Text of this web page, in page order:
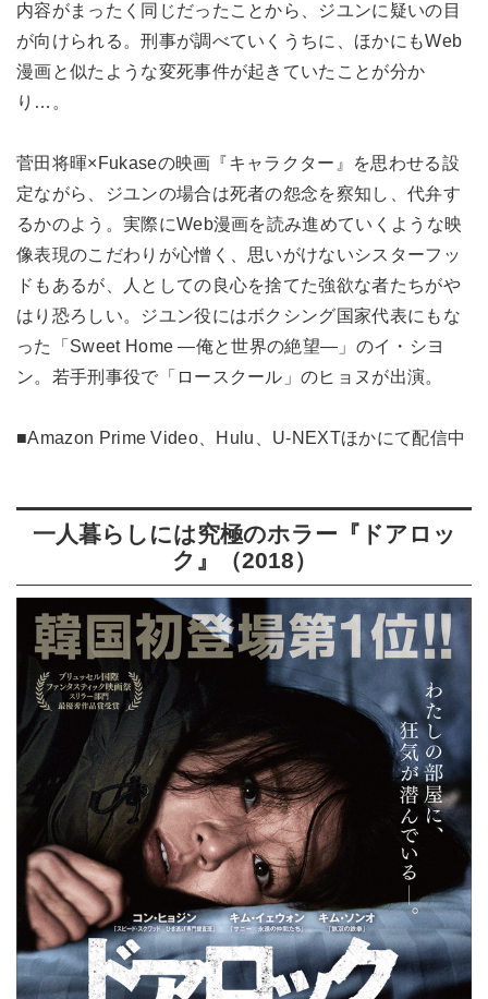
内容がまったく同じだったことから、ジユンに疑いの目
が向けられる。刑事が調べていくうちに、ほかにもWeb
漫画と似たような変死事件が起きていたことが分か
り…。
菅田将暉×Fukaseの映画『キャラクター』を思わせる設
定ながら、ジユンの場合は死者の怨念を察知し、代弁す
るかのよう。実際にWeb漫画を読み進めていくような映
像表現のこだわりが心憎く、思いがけないシスターフッ
ドもあるが、人としての良心を捨てた強欲な者たちがや
はり恐ろしい。ジユン役にはボクシング国家代表にもな
った「Sweet Home ―俺と世界の絶望―」のイ・シヨ
ン。若手刑事役で「ロースクール」のヒョヌが出演。
■Amazon Prime Video、Hulu、U-NEXTほかにて配信中
一人暮らしには究極のホラー『ドアロッ
ク』（2018）